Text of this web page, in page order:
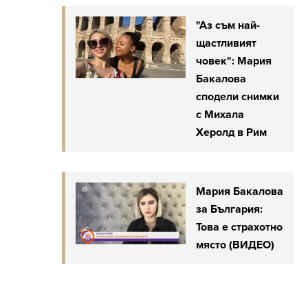
"Аз съм най-
щастливият
човек": Мария
Бакалова
сподели снимки
с Михала
Херолд в Рим
Мария Бакалова
за България:
Това е страхотно
място (ВИДЕО)